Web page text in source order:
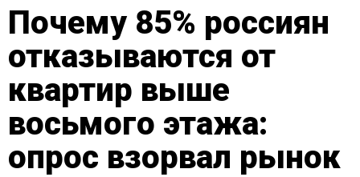
Почему 85% россиян
отказываются от
квартир выше
восьмого этажа:
опрос взорвал рынок